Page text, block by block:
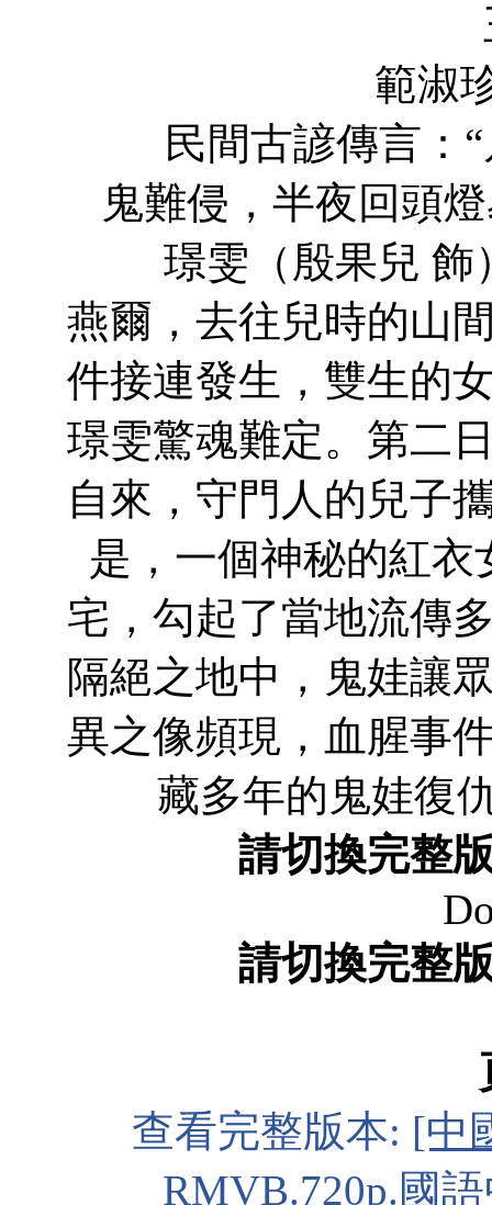
王乙童
範淑珍
民間古諺傳言：“
鬼難侵，半夜回頭
璟雯（殷果兒 飾
燕爾，去往兒時的山
件接連發生，雙生的
璟雯驚魂難定。第二
自來，守門人的兒子
是，一個神秘的紅
宅，勾起了當地流傳
隔絕之地中，鬼娃讓
異之像頻現，血腥事
藏多年的鬼娃
請切換完整
請切換完整
查看完整版本: [中
RMVB.720p.國